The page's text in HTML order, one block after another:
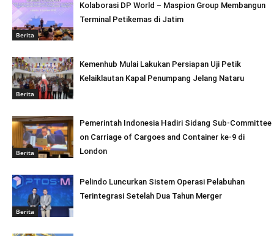
Berita
Kolaborasi DP World – Maspion Group Membangun
Terminal Petikemas di Jatim
Berita
Kemenhub Mulai Lakukan Persiapan Uji Petik
Kelaiklautan Kapal Penumpang Jelang Nataru
Berita
Pemerintah Indonesia Hadiri Sidang Sub-Committee
on Carriage of Cargoes and Container ke-9 di
London
Berita
Pelindo Luncurkan Sistem Operasi Pelabuhan
Terintegrasi Setelah Dua Tahun Merger